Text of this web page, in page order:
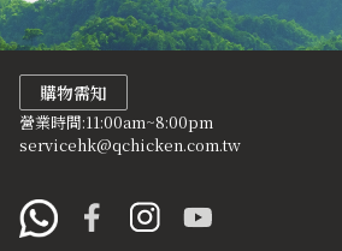
購物需知
營業時間:11:00am~8:00pm
servicehk@qchicken.com.tw